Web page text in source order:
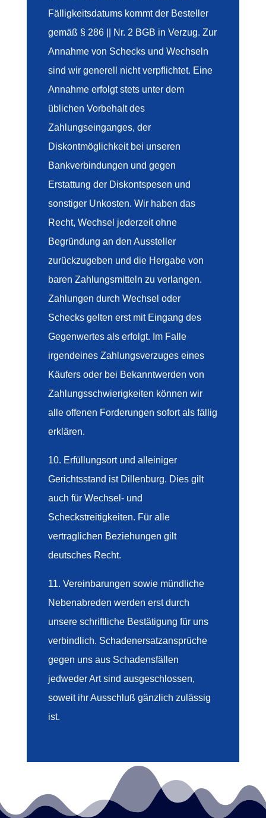
Fälligkeitsdatums kommt der Besteller
gemäß § 286 || Nr. 2 BGB in Verzug. Zur
Annahme von Schecks und Wechseln
sind wir generell nicht verpflichtet. Eine
Annahme erfolgt stets unter dem
üblichen Vorbehalt des
Zahlungseinganges, der
Diskontmöglichkeit bei unseren
Bankverbindungen und gegen
Erstattung der Diskontspesen und
sonstiger Unkosten. Wir haben das
Recht, Wechsel jederzeit ohne
Begründung an den Aussteller
zurückzugeben und die Hergabe von
baren Zahlungsmitteln zu verlangen.
Zahlungen durch Wechsel oder
Schecks gelten erst mit Eingang des
Gegenwertes als erfolgt. Im Falle
irgendeines Zahlungsverzuges eines
Käufers oder bei Bekanntwerden von
Zahlungsschwierigkeiten können wir
alle offenen Forderungen sofort als fällig
erklären.
10. Erfüllungsort und alleiniger
Gerichtsstand ist Dillenburg. Dies gilt
auch für Wechsel- und
Scheckstreitigkeiten. Für alle
vertraglichen Beziehungen gilt
deutsches Recht.
11. Vereinbarungen sowie mündliche
Nebenabreden werden erst durch
unsere schriftliche Bestätigung für uns
verbindlich. Schadenersatzansprüche
gegen uns aus Schadensfällen
jedweder Art sind ausgeschlossen,
soweit ihr Ausschluß gänzlich zulässig
ist.